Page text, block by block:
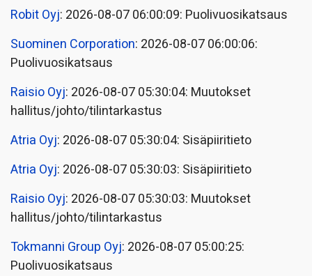
Robit Oyj: 2026-08-07 06:00:09: Puolivuosikatsaus
Suominen Corporation: 2026-08-07 06:00:06:
Puolivuosikatsaus
Raisio Oyj: 2026-08-07 05:30:04: Muutokset
hallitus/johto/tilintarkastus
Atria Oyj: 2026-08-07 05:30:04: Sisäpiiritieto
Atria Oyj: 2026-08-07 05:30:03: Sisäpiiritieto
Raisio Oyj: 2026-08-07 05:30:03: Muutokset
hallitus/johto/tilintarkastus
Tokmanni Group Oyj: 2026-08-07 05:00:25:
Puolivuosikatsaus